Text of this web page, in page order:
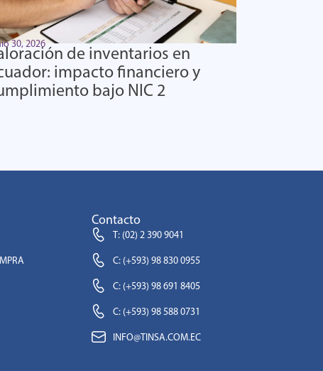
30, 2026
de inventarios en
impacto financiero y
bajo NIC 2
Contacto
T: (02) 2 390 9041
C: (+593) 98 830 0955
C: (+593) 98 691 8405
C: (+593) 98 588 0731
INFO@TINSA.COM.EC